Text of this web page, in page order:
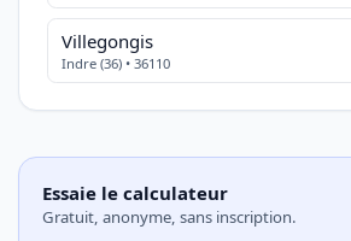
Villegongis
Indre (36) • 36110
Essaie le calculateur
Gratuit, anonyme, sans inscription.